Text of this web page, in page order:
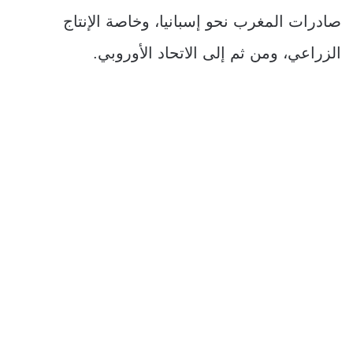
صادرات المغرب نحو إسبانيا، وخاصة الإنتاج
الزراعي، ومن ثم إلى الاتحاد الأوروبي.